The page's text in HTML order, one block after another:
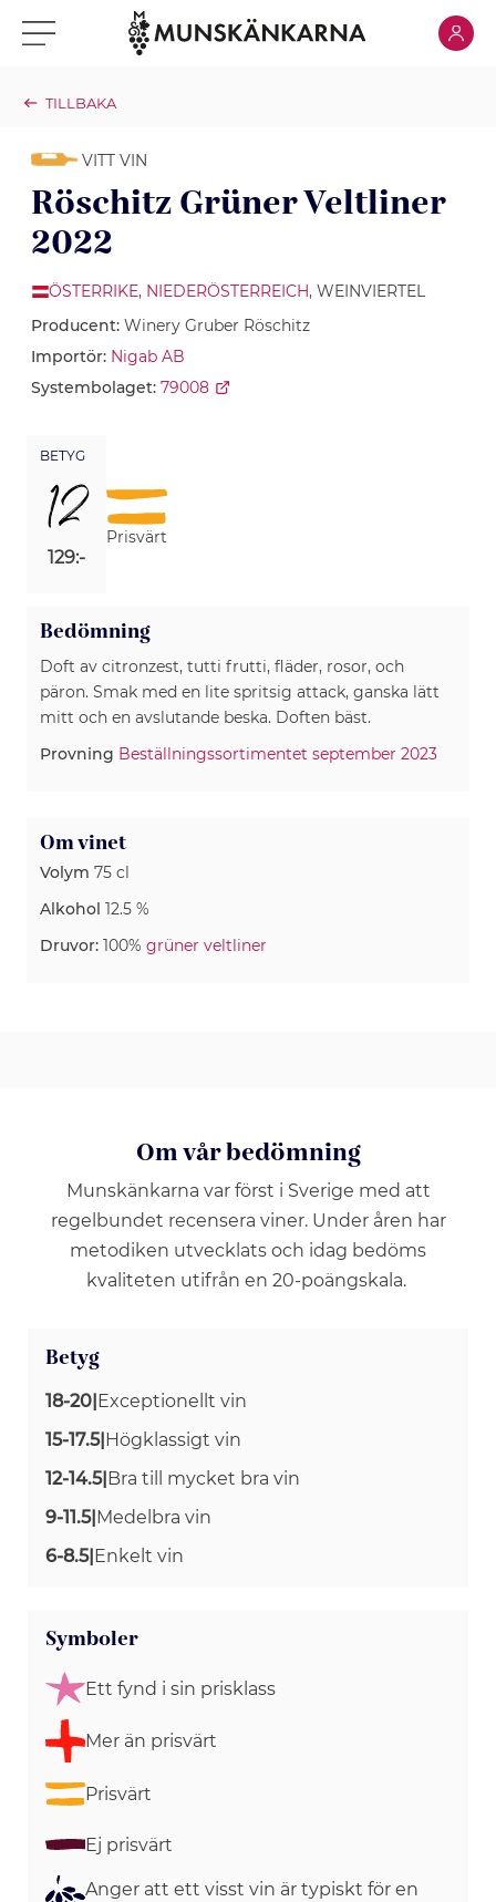
Klicka för meny Klicka
TILLBAKA
VITT VIN
Röschitz Grüner Veltliner
2022
ÖSTERRIKE, NIEDERÖSTERREICH, WEINVIERTEL
Producent: Winery Gruber Röschitz
Importör: Nigab AB
Systembolaget: 79008
BETYG
12
129:-
Prisvärt
Bedömning
Doft av citronzest, tutti frutti, fläder, rosor, och
päron. Smak med en lite spritsig attack, ganska lätt
mitt och en avslutande beska. Doften bäst.
Provning Beställningssortimentet september 2023
Om vinet
Volym 75 cl
Alkohol 12.5 %
Druvor: 100% grüner veltliner
Om vår bedömning
Munskänkarna var först i Sverige med att
regelbundet recensera viner. Under åren har
metodiken utvecklats och idag bedöms
kvaliteten utifrån en 20-poängskala.
Betyg
18-20 Exceptionellt vin
15-17.5| Högklassigt vin
12-14.5| Bra till mycket bra vin
9-11.5| Medelbra vin
6-8.5| Enkelt vin
Symboler
Ett fynd i sin prisklass
Mer än prisvärt
Prisvärt
Ej prisvärt
Anger att ett visst vin är typiskt för en